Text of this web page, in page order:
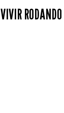
VIVIR RODANDO